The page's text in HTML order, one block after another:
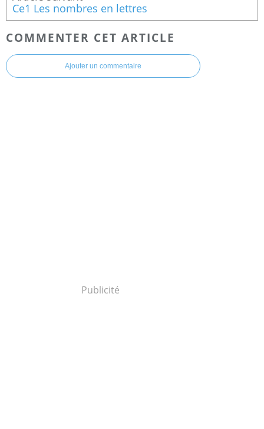
Ce1 Les nombres en lettres
COMMENTER CET ARTICLE
Ajouter un commentaire
Publicité